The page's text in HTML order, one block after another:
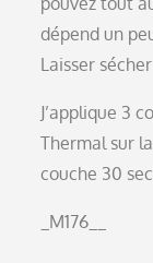
dépend un
Laisser
J’applique 3
Thermal sur
couche 30
_M176__